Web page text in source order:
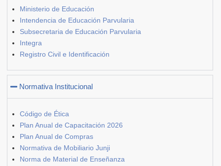
Ministerio de Educación
Intendencia de Educación Parvularia
Subsecretaria de Educación Parvularia
Integra
Registro Civil e Identificación
Normativa Institucional
Código de Ética
Plan Anual de Capacitación 2026
Plan Anual de Compras
Normativa de Mobiliario Junji
Norma de Material de Enseñanza